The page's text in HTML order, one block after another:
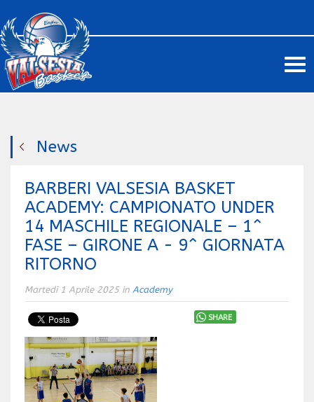
News
BARBERI VALSESIA BASKET
ACADEMY: CAMPIONATO UNDER
14 MASCHILE REGIONALE – 1^
FASE – GIRONE A - 9^ GIORNATA
RITORNO
Martedì 1 Aprile 2025 in Academy
SHARE